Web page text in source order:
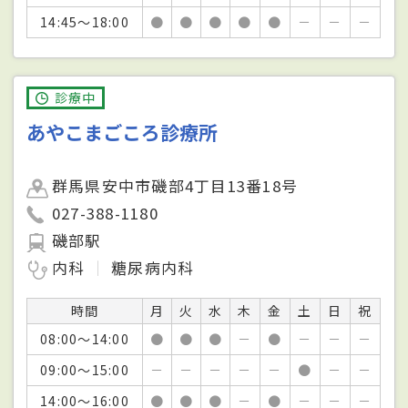
14:45～18:00 ● ● ● ● ● － － －
診療中
あやこまごころ診療所
群馬県安中市磯部4丁目13番18号
027-388-1180
磯部駅
内科
糖尿病内科
時間 月 火 水 木 金 土 日
祝
08:00～14:00
● ● ● － ● － －
－
09:00～15:00
－ － － － － ● －
－
14:00～16:00
● ● ● － ● － － －